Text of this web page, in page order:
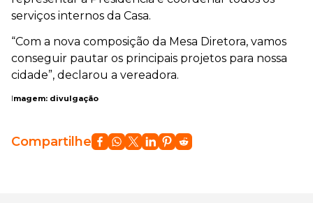
serviços internos da Casa.
“Com a nova composição da Mesa Diretora, vamos
conseguir pautar os principais projetos para nossa
cidade”, declarou a vereadora.
Imagem: divulgação
Compartilhe